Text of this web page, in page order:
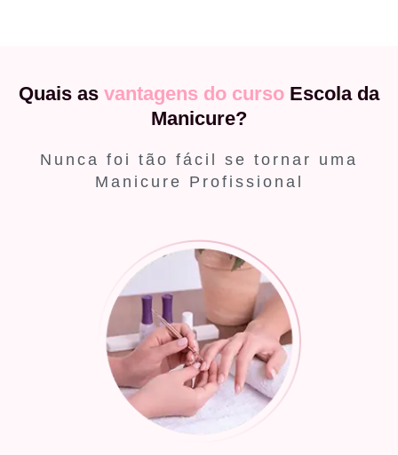
Quais as vantagens do curso Escola da
Manicure?
Nunca foi tão fácil se tornar uma
Manicure Profissional